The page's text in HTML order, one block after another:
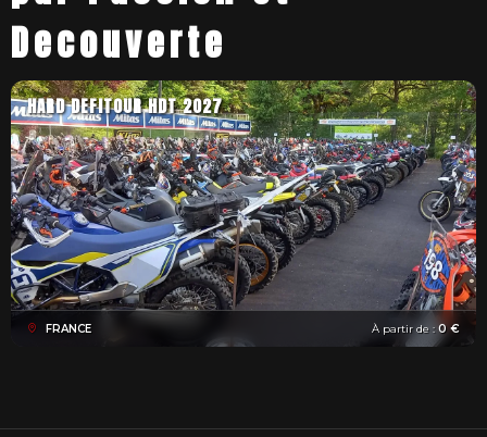
Decouverte
HARD DEFITOUR HDT 2027
FRANCE À partir de :0 €